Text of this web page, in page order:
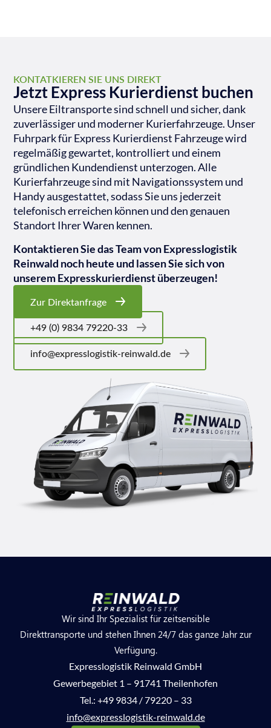
KONTATKIEREN SIE UNS DIREKT
Jetzt Express Kurierdienst buchen
Unsere Eiltransporte sind schnell und sicher, dank
zuverlässiger und moderner Kurierfahrzeuge. Unser
Fuhrpark für Express Kurierdienst Fahrzeuge wird
regelmäßig gewartet, kontrolliert und einem
gründlichen Kundendienst unterzogen. Alle
Kurierfahrzeuge sind mit Navigationssystem und
Handy ausgestattet, sodass Sie uns jederzeit
telefonisch erreichen können und den genauen
Standort Ihrer Waren kennen.
Kontaktieren Sie das Team von Expresslogistik
Reinwald noch heute und lassen Sie sich von
unserem Expresskurierdienst überzeugen!
Zur Direktanfrage
+49 (0) 9834 79220-33
info@expresslogistik-reinwald.de
Wir sind Ihr Spezialist für zeitsensible
Direkttransporte und stehen Ihnen 24/7 das ganze Jahr zur
Verfügung.
Expresslogistik Reinwald GmbH
Gewerbegebiet 1 – 91741 Theilenhofen
Tel.: +49 9834 / 79220 – 33
info@expresslogistik-reinwald.de